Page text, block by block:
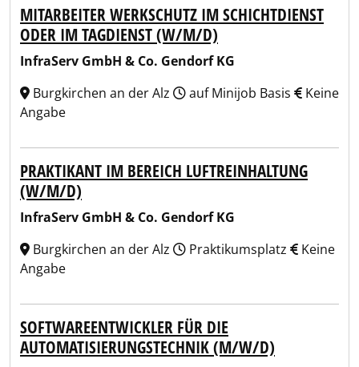
MITARBEITER WERKSCHUTZ IM SCHICHTDIENST
ODER IM TAGDIENST (W/M/D)
InfraServ GmbH & Co. Gendorf KG
Burgkirchen an der Alz
auf Minijob Basis
Keine
Angabe
PRAKTIKANT IM BEREICH LUFTREINHALTUNG
(W/M/D)
InfraServ GmbH & Co. Gendorf KG
Burgkirchen an der Alz
Praktikumsplatz
Keine
Angabe
SOFTWAREENTWICKLER FÜR DIE
AUTOMATISIERUNGSTECHNIK (M/W/D)